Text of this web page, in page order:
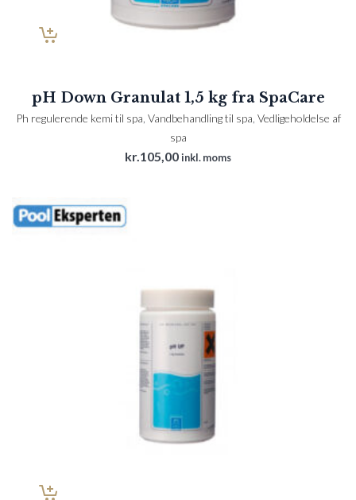
pH Down Granulat 1,5 kg fra SpaCare
Ph regulerende kemi til spa Vandbehandling til spa Vedligeholdelse af
spa
kr.105,00inkl. moms